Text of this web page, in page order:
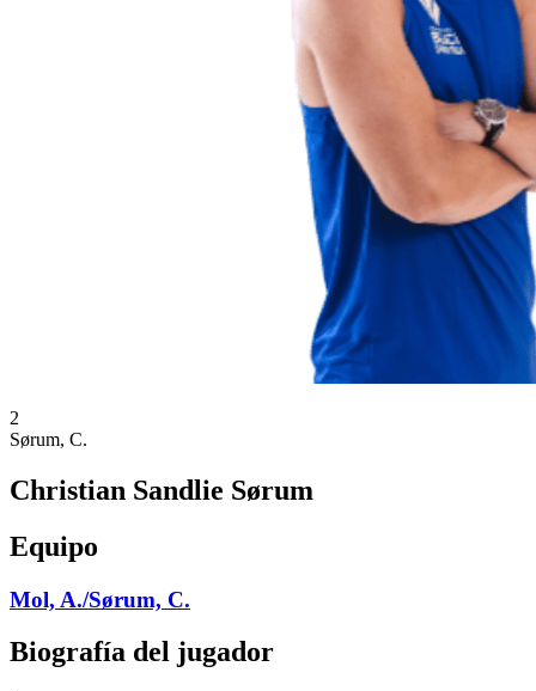
2
Sørum, C.
Christian Sandlie Sørum
Equipo
Mol, A./Sørum, C.
Biografía del jugador